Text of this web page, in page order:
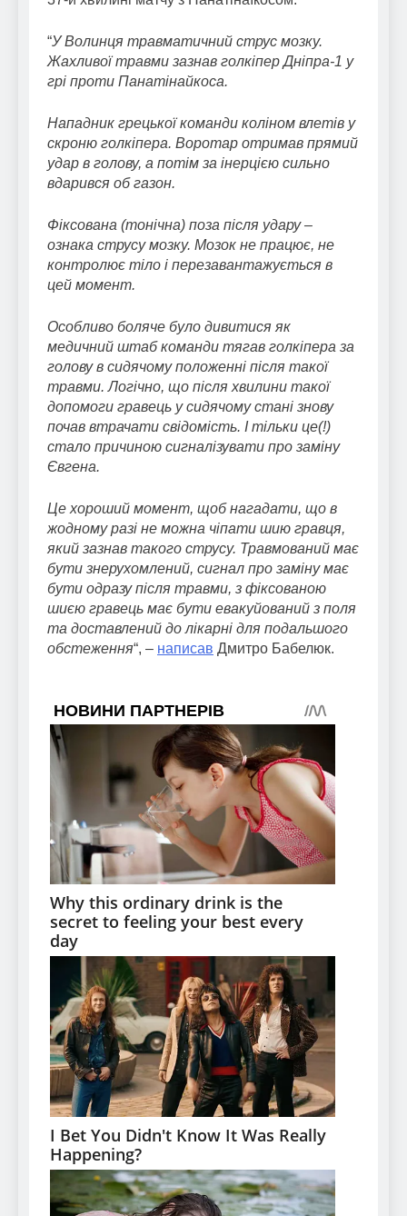
“У Волинця травматичний струс мозку.
Жахливої травми зазнав голкіпер Дніпра-1 у
грі проти Панатінайкоса.
Нападник грецької команди коліном влетів у
скроню голкіпера. Воротар отримав прямий
удар в голову, а потім за інерцією сильно
вдарився об газон.
Фіксована (тонічна) поза після удару –
ознака струсу мозку. Мозок не працює, не
контролює тіло і перезавантажується в
цей момент.
Особливо боляче було дивитися як
медичний штаб команди тягав голкіпера за
голову в сидячому положенні після такої
травми. Логічно, що після хвилини такої
допомоги гравець у сидячому стані знову
почав втрачати свідомість. І тільки це(!)
стало причиною сигналізувати про заміну
Євгена.
Це хороший момент, щоб нагадати, що в
жодному разі не можна чіпати шию гравця,
який зазнав такого струсу. Травмований має
бути знерухомлений, сигнал про заміну має
бути одразу після травми, з фіксованою
шиєю гравець має бути евакуйований з поля
та доставлений до лікарні для подальшого
обстеження“, – написав Дмитро Бабелюк.